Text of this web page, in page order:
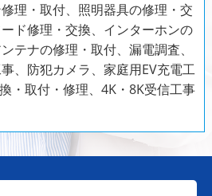
理・取付、照明器具の修理・交
ド修理・交換、インターホンの
テナの修理・取付、漏電調査、
、防犯カメラ、家庭用EV充電工
・取付・修理、4K・8K受信工事